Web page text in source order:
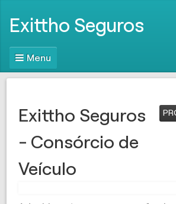
Exittho Seguros
Menu
Exittho Seguros
- Consórcio de
Veículo